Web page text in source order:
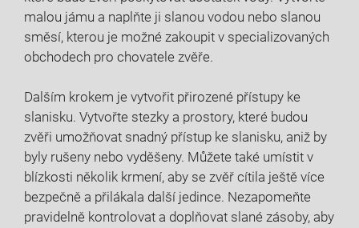
malou jámu a⁢ naplňte ji slanou vodou nebo slanou
směsí, kterou je možné zakoupit v‌ specializovaných
‍obchodech pro chovatele zvěře.
Dalším krokem je⁢ vytvořit přirozené přístupy ke
slanisku. Vytvořte stezky a prostory, které budou
zvěři umožňovat snadný přístup ke slanisku, aniž by
byly rušeny nebo vyděšeny. Můžete také umístit v
blízkosti⁢ několik krmení, aby se zvěř cítila ještě více
bezpečně a přilákala další jedince. Nezapomeňte
pravidelně kontrolovat a doplňovat ⁢slané zásoby, ‍aby